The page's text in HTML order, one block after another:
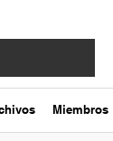
Miembros